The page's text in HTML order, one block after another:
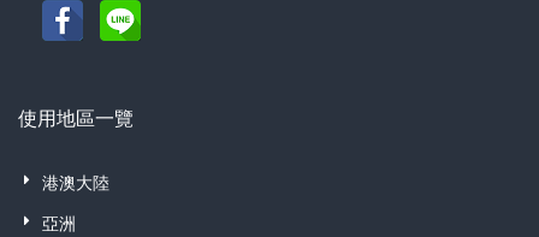
使用地區一覽
港澳大陸
亞洲